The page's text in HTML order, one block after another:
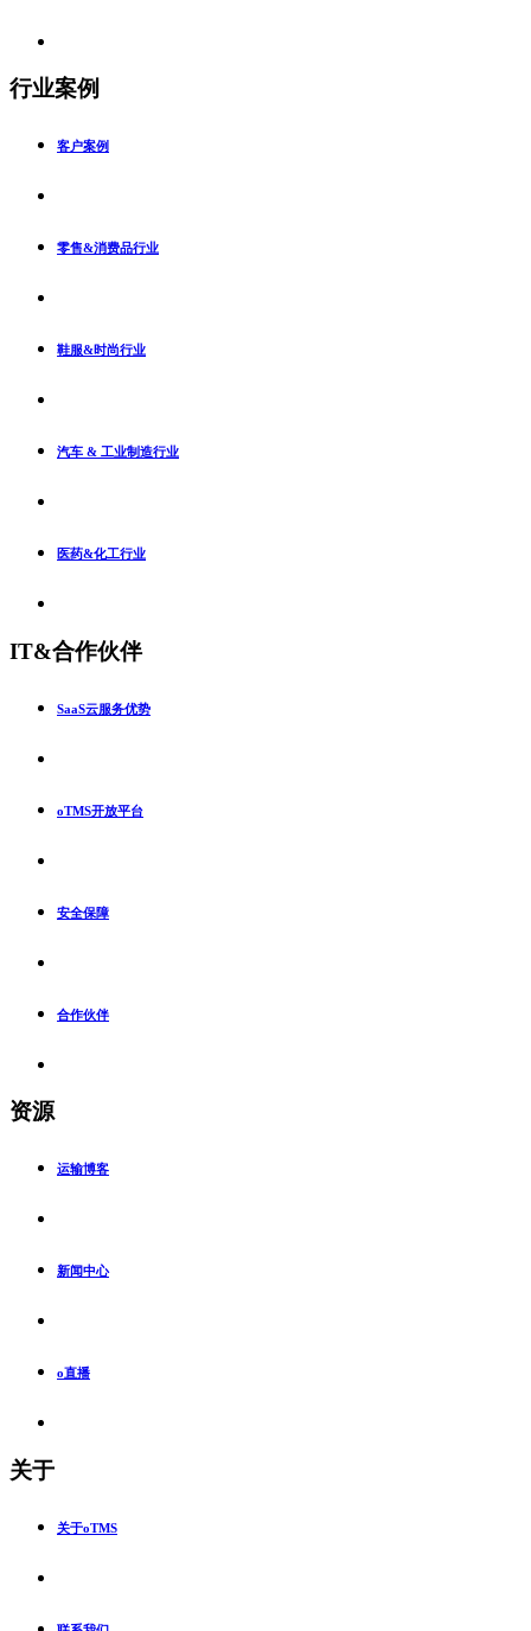
行业案例
客户案例
零售&消费品行业
鞋服&时尚行业
汽车 & 工业制造行业
医药&化工行业
IT&合作伙伴
SaaS云服务优势
oTMS开放平台
安全保障
合作伙伴
资源
运输博客
新闻中心
o直播
关于
关于oTMS